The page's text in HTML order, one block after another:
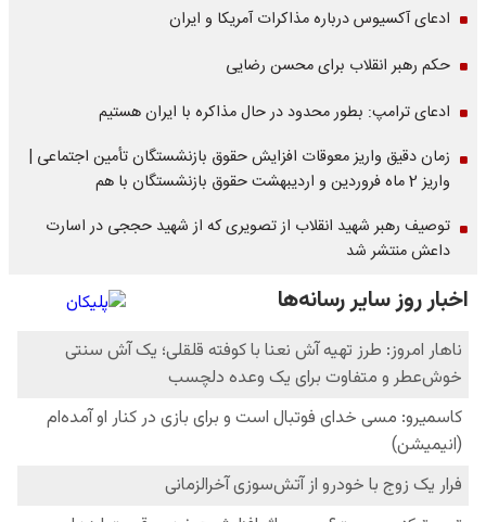
ادعای آکسیوس درباره مذاکرات آمریکا و ایران
حکم رهبر انقلاب برای محسن رضایی
ادعای ترامپ: بطور محدود در حال مذاکره با ایران هستیم
زمان دقیق واریز معوقات افزایش حقوق بازنشستگان تأمین اجتماعی |
واریز 2 ماه فروردین و اردیبهشت حقوق بازنشستگان با هم
توصیف رهبر شهید انقلاب از تصویری که از شهید حججی در اسارت
داعش منتشر شد